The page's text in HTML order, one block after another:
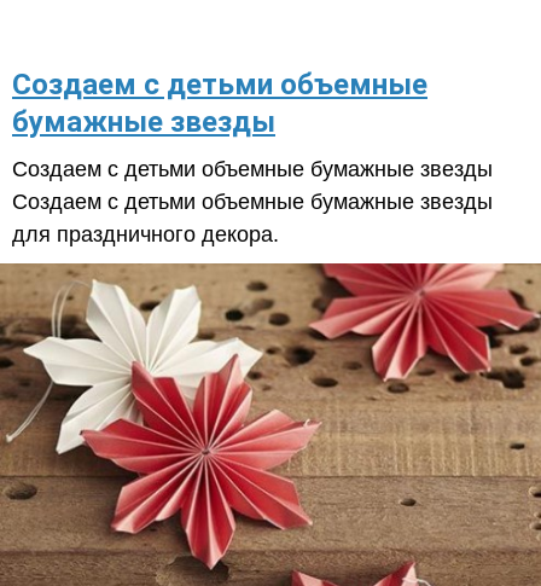
​Создаем с детьми объемные
бумажные звезды
Создаем с детьми объемные бумажные звезды
Создаем с детьми объемные бумажные звезды
для праздничного декора.